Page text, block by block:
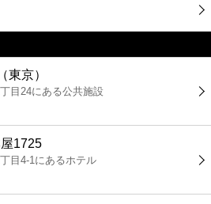
東京）
目24にある公共施設
1725
目4-1にあるホテル